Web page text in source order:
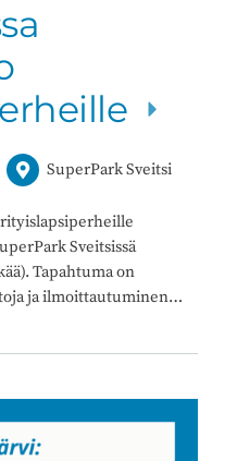
SuperPark Sveitsi
Sveitsissä
Tapahtuma on
ja ilmoittautuminen…